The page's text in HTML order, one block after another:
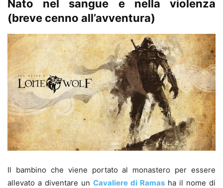
Nato nel sangue e nella violenza
(breve cenno all’avventura)
Il bambino che viene portato al monastero per essere
allevato a diventare un Cavaliere di Ramas ha il nome di